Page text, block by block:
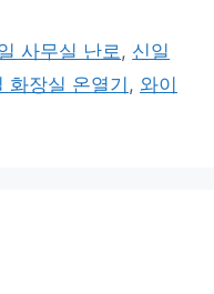
사무실 난로, 신일
화장실 온열기, 와이